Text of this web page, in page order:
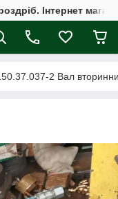
Інтернет
2 Вал